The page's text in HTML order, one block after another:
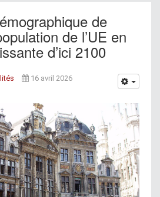
de
de l’UE en
d’ici 2100
16 avril 2026